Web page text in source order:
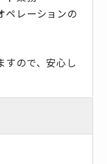
ペレーションの
すので、安心し